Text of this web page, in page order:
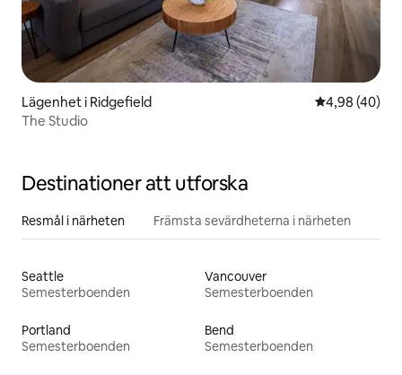
Lägenhet i Ridgefield 4,98 av 5 i
4,98 (40)
The Studio
Destinationer att utforska
Resmål i närheten Främsta sevärdheterna i närheten
Seattle
Semesterboenden
Vancouver
Semesterboenden
Portland
Semesterboenden
Bend
Semesterboenden